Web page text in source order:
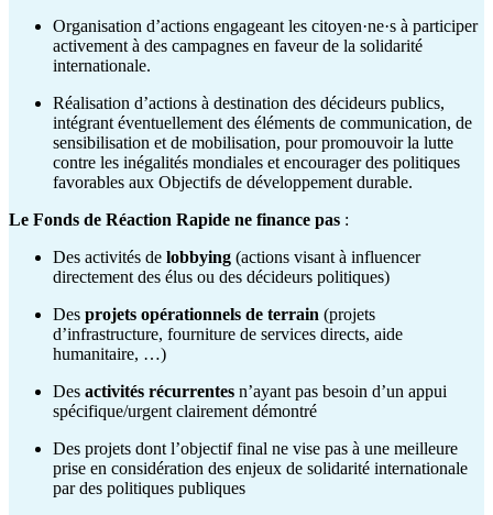
Organisation d’actions engageant les citoyen·ne·s à participer
activement à des campagnes en faveur de la solidarité
internationale.
Réalisation d’actions à destination des décideurs publics,
intégrant éventuellement des éléments de communication, de
sensibilisation et de mobilisation, pour promouvoir la lutte
contre les inégalités mondiales et encourager des politiques
favorables aux Objectifs de développement durable.
Le Fonds de Réaction Rapide ne finance pas :
Des activités de lobbying (actions visant à influencer
directement des élus ou des décideurs politiques)
Des projets opérationnels de terrain (projets
d’infrastructure, fourniture de services directs, aide
humanitaire, …)
Des activités récurrentes n’ayant pas besoin d’un appui
spécifique/urgent clairement démontré
Des projets dont l’objectif final ne vise pas à une meilleure
prise en considération des enjeux de solidarité internationale
par des politiques publiques